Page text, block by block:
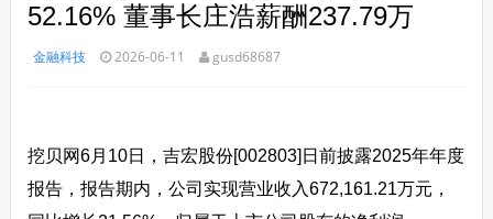
52.16% 董事长庄浩薪酬237.79万
金融科技 2026-06-11 gusd68687
挖贝网6月10日，吉宏股份[002803]日前披露2025年年度
报告，报告期内，公司实现营业收入672,161.21万元，